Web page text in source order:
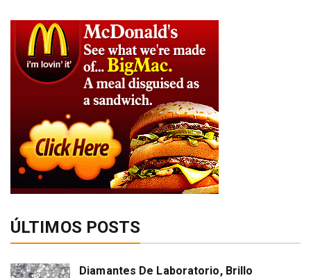
ÚLTIMOS POSTS
Diamantes De Laboratorio, Brillo